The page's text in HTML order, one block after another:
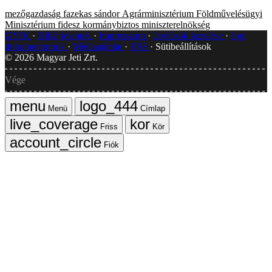
mezőgazdaság fazekas sándor Agrárminisztérium Földművelésügyi
Minisztérium fidesz kormánybiztos miniszterelnökség
GYIK
Hibát jelentek Impresszum Javítások kezelése
Jogi
dokumentumok
Médiaajánlat RSS
Sütibeállítások
© 2026 Magyar Jeti Zrt.
Vége
Menü
Címlap
Friss
Kör
Fiók